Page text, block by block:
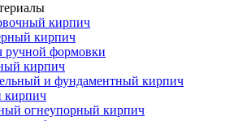
кирпич
кирпич
ручной формовки
кирпич
и фундаментный кирпич
кирпич
огнеупорный кирпич